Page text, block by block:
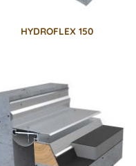
HYDROFLEX 150